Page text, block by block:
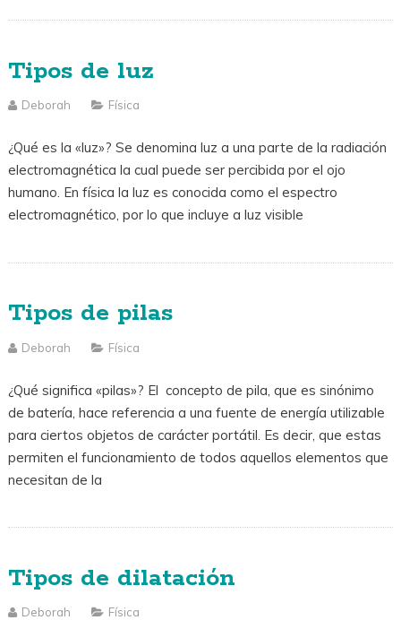
Tipos de luz
Deborah Física
¿Qué es la «luz»? Se denomina luz a una parte de la radiación
electromagnética la cual puede ser percibida por el ojo
humano. En física la luz es conocida como el espectro
electromagnético, por lo que incluye a luz visible
Tipos de pilas
Deborah Física
¿Qué significa «pilas»? El concepto de pila, que es sinónimo
de batería, hace referencia a una fuente de energía utilizable
para ciertos objetos de carácter portátil. Es decir, que estas
permiten el funcionamiento de todos aquellos elementos que
necesitan de la
Tipos de dilatación
Deborah Física